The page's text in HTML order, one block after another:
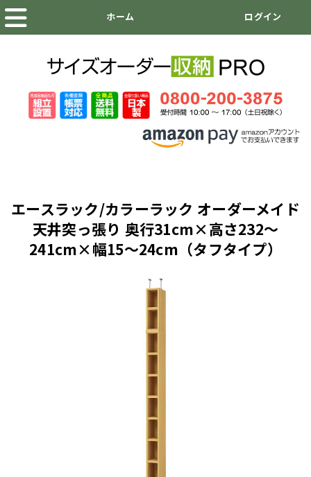
エースラック/カラーラック オーダーメイド
天井突っ張り 奥行31cm×高さ232～
241cm×幅15～24cm（タフタイプ）